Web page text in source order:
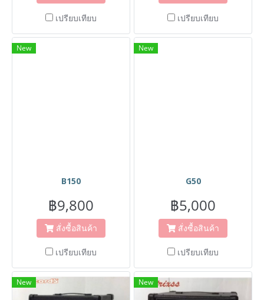
เปรียบเทียบ เปรียบเทียบ
New
B150
฿9,800
สั่งซื้อสินค้า
เปรียบเทียบ
New
G50
฿5,000
สั่งซื้อสินค้า
เปรียบเทียบ
New New